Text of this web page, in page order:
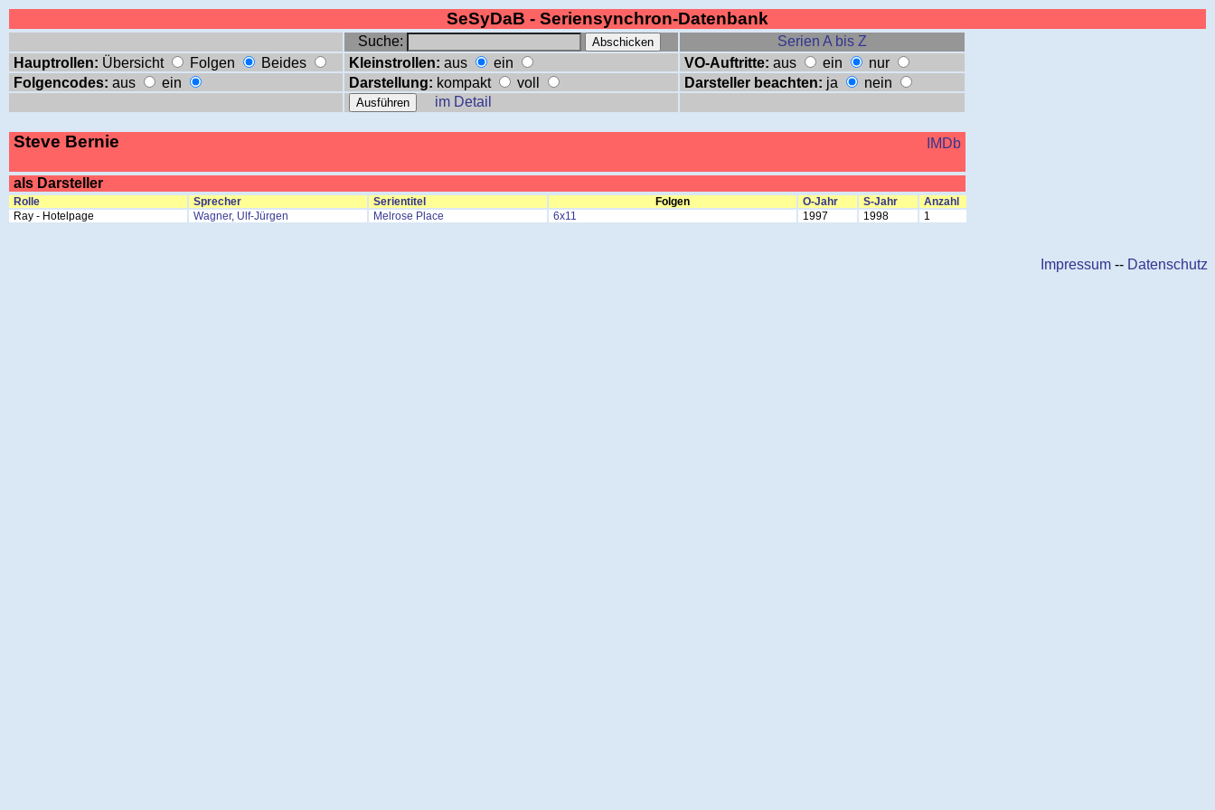
SeSyDaB - Seriensynchron-Datenbank
Suche:
Serien A bis Z
Hauptrollen: Übersicht Folgen Beides Kleinstrollen: aus ein VO-Auftritte: aus ein
nur
Folgencodes: aus ein Darstellung: kompakt voll Darsteller beachten: ja
nein
im Detail
Steve Bernie IMDb
als Darsteller
Rolle Sprecher Serientitel Folgen O-Jahr S-Jahr
Anzahl
Ray - Hotelpage
Wagner, Ulf-Jürgen Melrose Place 6x11 1997 1998 1
Impressum -- Datenschutz